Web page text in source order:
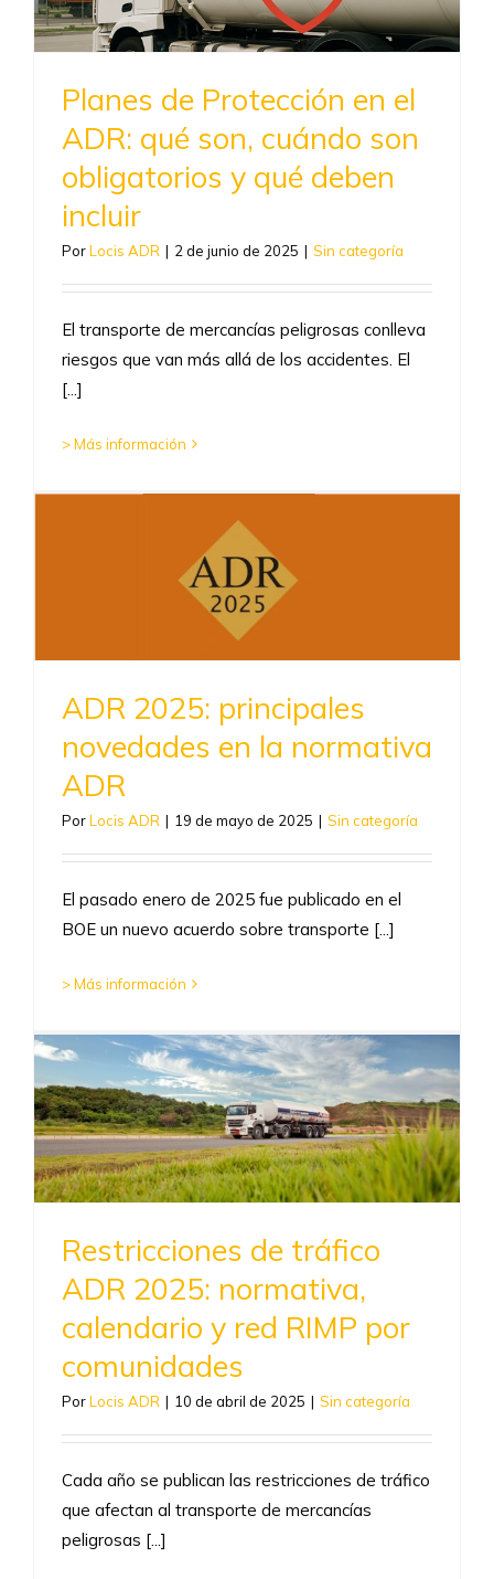
Planes de Protección en el
ADR: qué son, cuándo son
obligatorios y qué deben
incluir
PorLocis ADR | 2 de junio de 2025 | Sin categoría
El transporte de mercancías peligrosas conlleva
riesgos que van más allá de los accidentes. El
[...]
> Más información
ADR 2025: principales
novedades en la normativa
ADR
PorLocis ADR | 19 de mayo de 2025 | Sin categoría
El pasado enero de 2025 fue publicado en el
BOE un nuevo acuerdo sobre transporte [...]
> Más información
Restricciones de tráfico
ADR 2025: normativa,
calendario y red RIMP por
comunidades
PorLocis ADR | 10 de abril de 2025 | Sin categoría
Cada año se publican las restricciones de tráfico
que afectan al transporte de mercancías
peligrosas [...]